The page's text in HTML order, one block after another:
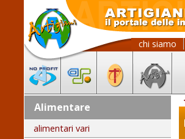
chi siamo
Alimentare
alimentari vari